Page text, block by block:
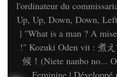
l'ordinateur du
Up, Up, Down, Down,
| "What is a man ? A
!" Kozuki Oden vit : 煮
候！(Niete nanbo no...
Feminine | Développé